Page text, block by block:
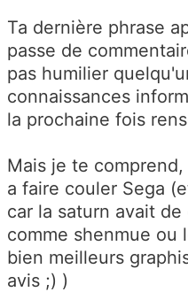
Ta dernière phrase
passe de
pas humilier
connaissances
la prochaine fois
Mais je te
a faire couler Sega
car la saturn avait
comme shenmue ou
bien meilleurs
avis ;) )